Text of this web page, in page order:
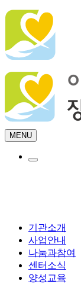
MENU
기관소개
사업안내
나눔과참여
센터소식
양성교육